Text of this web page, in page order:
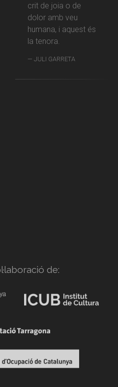
crit de joia o de
dolor amb veu
humana, i aquest és
la tenora.
JULI GARRETA
de: